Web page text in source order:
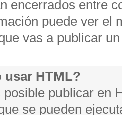
encerrados entre
puede ver el
vas a publicar
usar HTML?
posible publicar en
se pueden